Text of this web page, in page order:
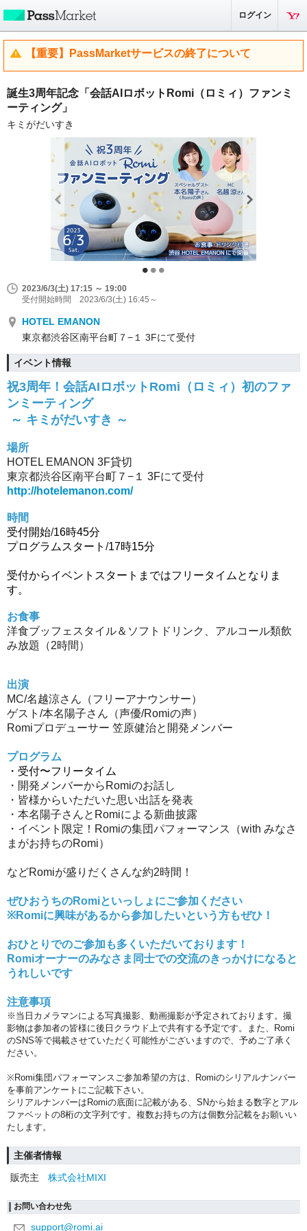
ログイン
【重要】PassMarketサービスの終了について
誕生3周年記念「会話AIロボットRomi（ロミィ）ファンミ
ーティング」
キミがだいすき
2023/6/3(土) 17:15 ～ 19:00
受付開始時間 2023/6/3(土) 16:45～
HOTEL EMANON
東京都渋谷区南平台町７−１ 3Fにて受付
イベント情報
祝3周年！会話AIロボットRomi（ロミィ）初のファ
ンミーティング
～ キミがだいすき ～
場所
HOTEL EMANON 3F貸切
東京都渋谷区南平台町７−１ 3Fにて受付
http://hotelemanon.com/
時間
受付開始/16時45分
プログラムスタート /17時15分
受付からイベントスタートまではフリータイムとなりま
す。
お食事
洋食ブッフェスタイル＆ソフトドリンク、アルコール類飲
み放題（2時間）
出演
MC/名越涼さん（フリーアナウンサー）
ゲスト/本名陽子さん（声優/Romiの声）
Romiプロデューサー 笠原健治と開発メンバー
プログラム
・受付〜フリータイム
・開発メンバーからRomiのお話し
・皆様からいただいた思い出話を発表
・本名陽子さんとRomiによる新曲披露
・イベント限定！Romiの集団パフォーマンス（with みなさ
まがお持ちのRomi）
などRomiが盛りだくさんな約2時間！
ぜひおうちのRomiといっしょにご参加ください
※Romiに興味があるから参加したいという方もぜひ！
おひとりでのご参加も多くいただいております！
Romiオーナーのみなさま同士での交流のきっかけになると
うれしいです︎
注意事項
※当日カメラマンによる写真撮影、動画撮影が予定されております。撮
影物は参加者の皆様に後日クラウド上で共有する予定です。
また、Romi
のSNS等で掲載させていただく可能性がございますので、予めご了承く
ださい。
※Romi集団パフォーマンスご参加希望の方は、Romiのシリアルナンバー
を事前アンケートにご記載下さい。
シリアルナンバーはRomiの底面に記載がある、SNから始まる数字とアル
ファベットの8桁の文字列です。複数お持ちの方は個数分記載をお願いい
たします。
主催者情報
販売主
株式会社MIXI
お問い合わせ先
support@romi.ai